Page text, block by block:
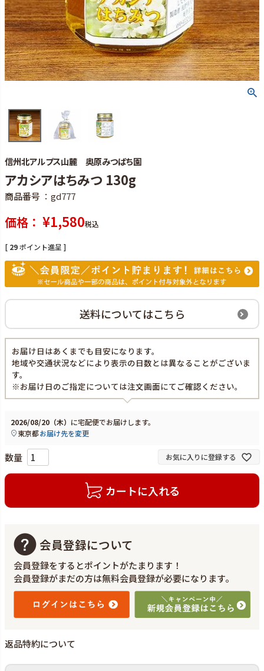
信州北アルプス山麓 奥原みつばち園
アカシアはちみつ 130g
商品番号 gd777
価格 ¥1,580税込
[ 29ポイント進呈 ]
送料についてはこちら
お届け日はあくまでも目安になります。
地域や交通状況などにより表示の日数とは異なることがございま
す。
※お届け日のご指定については注文画面にてご確認ください。
2026/08/20（木） に宅配便でお届けします。
東京都お届け先を変更
お気に入りに登録する
カートに入れる
会員登録について
会員登録をするとポイントがたまります！
会員登録がまだの方は無料会員登録が必要になります。
返品特約について